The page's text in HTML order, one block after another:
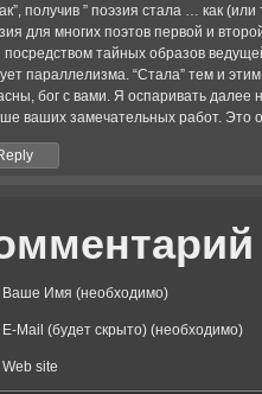
получив ” поэзия стала … как
для многих поэтов первой и
посредством тайных образов
параллелизма. “Стала” тем и
бог с вами. Я оспаривать
ваших замечательных работ. Это
Ваше Имя (необходимо)
E-Mail (будет скрыто) (необходимо)
Web site